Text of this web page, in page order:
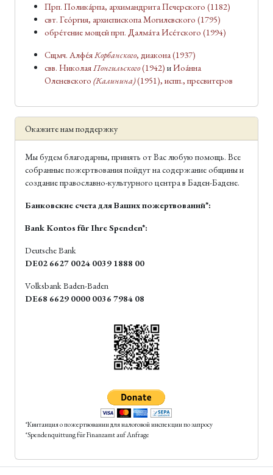
Прп. Полика́рпа, архимандрита Печерского (1182)
свт. Гео́ргия, архиепископа Могилевского (1795)
обре́тение мощей прп. Далма́та Исе́тского (1994)
Сщмч. Алфе́яКорбанского, диакона(1937)
свв. НиколаяПонгильского(1942) иИоа́нна
Оленевского (Калинина)(1951), испп., пресвитеров
Окажите нам поддержку
Мы будем благодарны, принять от Вас любую помощь. Все
собранные пожертвования пойдут на содержание общины и
создание православно-культурного центра в Баден-Бадене.
Банковские счета для Ваших пожертвований*:
Bank Kontos für Ihre Spenden*:
Deutsche Bank
DE02 6627 0024 0039 1888 00
Volksbank Baden-Baden
DE68 6629 0000 0036 7984 08
*Квитанция о пожертвовании для налоговой инспекции по запросу
*Spendenquittung für Finanzamt auf Anfrage